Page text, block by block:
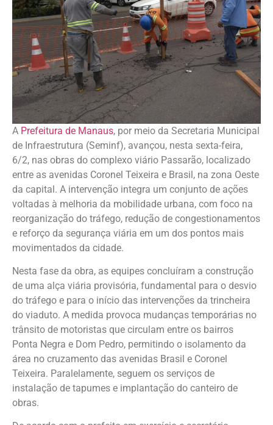
A Prefeitura de Manaus, por meio da Secretaria Municipal
de Infraestrutura (Seminf), avançou, nesta sexta-feira,
6/2, nas obras do complexo viário Passarão, localizado
entre as avenidas Coronel Teixeira e Brasil, na zona Oeste
da capital. A intervenção integra um conjunto de ações
voltadas à melhoria da mobilidade urbana, com foco na
reorganização do tráfego, redução de congestionamentos
e reforço da segurança viária em um dos pontos mais
movimentados da cidade.
Nesta fase da obra, as equipes concluíram a construção
de uma alça viária provisória, fundamental para o desvio
do tráfego e para o início das intervenções da trincheira
do viaduto. A medida provoca mudanças temporárias no
trânsito de motoristas que circulam entre os bairros
Ponta Negra e Dom Pedro, permitindo o isolamento da
área no cruzamento das avenidas Brasil e Coronel
Teixeira. Paralelamente, seguem os serviços de
instalação de tapumes e implantação do canteiro de
obras.